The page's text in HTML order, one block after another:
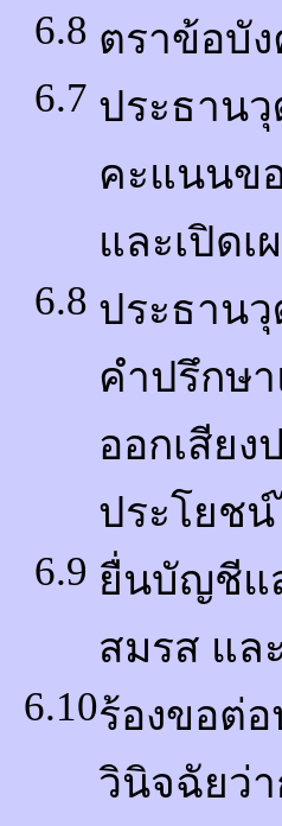
6.8 ตราข้อบั
6.7 ประธาน
คะแนนข
และเปิด
6.8 ประธาน
คำปรึกษ
ออกเสีย
ประโยช
6.9 ยื่นบัญชีแ
สมรส แล
6.10ร้องขอต่
วินิจฉัยว่